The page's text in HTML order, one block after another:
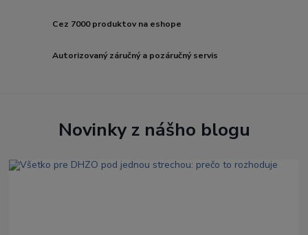
Cez 7000 produktov na eshope
Autorizovaný záručný a pozáručný servis
Novinky z nášho blogu